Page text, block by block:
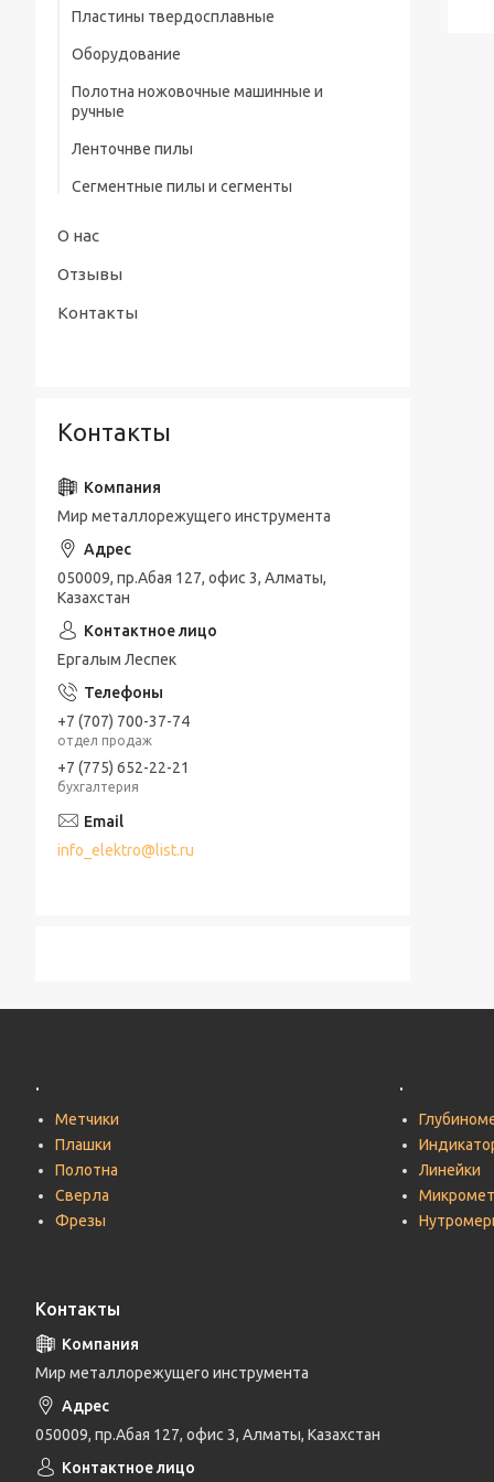
предохранительного конуса (тип А)
Сверла центровочные Р6М5 с
предохранительным конусом (тип В)
радиусные (тип R)
ШЦЦ-III ГОСТ 166-89
Пластины твердосплавные
Оборудование
Полотна ножовочные машинные и
ручные
Ленточнве пилы
Сегментные пилы и сегменты
О нас
Отзывы
Контакты
Контакты
Мир металлорежущего инструмента
050009, пр.Абая 127, офис 3, Алматы,
Казахстан
Ергалым Леспек
+7 (707) 700-37-74
отдел продаж
+7 (775) 652-22-21
бухгалтерия
info_elektro@list.ru
.
Метчики
Плашки
Полотна
Сверла
Фрезы
.
Линейки
Контакты
Мир металлорежущего инструмента
050009, пр.Абая 127, офис 3, Алматы, Казахстан